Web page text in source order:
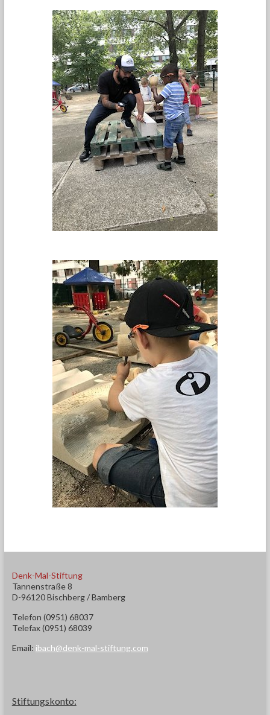
Denk-Mal-Stiftung
Tannenstraße 8
D-96120 Bischberg / Bamberg
Telefon (0951) 68037
Telefax (0951) 68039
Email: ibach@denk-mal-stiftung.com
Stiftungskonto: